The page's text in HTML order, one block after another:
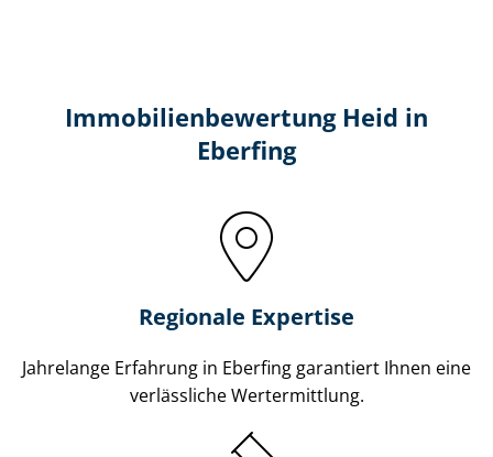
Immobilien­bewertung Heid in
Eberfing
Regionale Expertise
Jahrelange Erfahrung in Eberfing garantiert Ihnen eine
verlässliche Wertermittlung.